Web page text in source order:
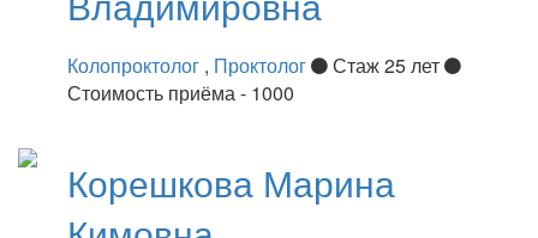
Колопроктолог , Проктолог
Стаж 25 лет
Стоимость приёма - 1000
Корешкова Марина